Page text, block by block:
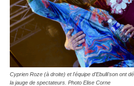
Cyprien Roze (à droite) et l'équipe d'Ebulli'son ont
la jauge de spectateurs. Photo Elise Corne